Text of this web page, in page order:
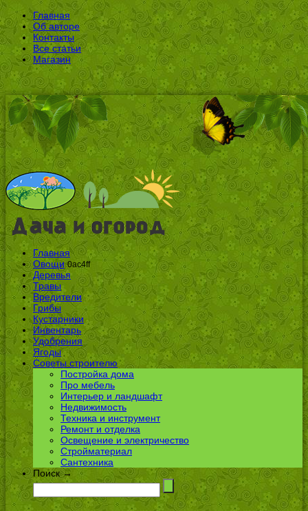
Главная
Об авторе
Контакты
Все статьи
Магазин
Главная
Овощи 0ac4ff
Деревья
Травы
Вредители
Грибы
Кустарники
Инвентарь
Удобрения
Ягоды
Советы строителю
Постройка дома
Про мебель
Интерьер и ландшафт
Недвижимость
Техника и инструмент
Ремонт и отделка
Освещение и электричество
Стройматериал
Сантехника
Поиск →